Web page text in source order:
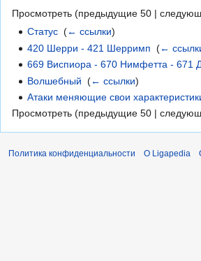
Просмотреть (предыдущие 50 |
Статус ‎(← ссылки)
420 Шерри - 421 Шерримп ‎(←
669 Виспиора - 670 Нимфетта - 671
Волшебный ‎(← ссылки)
Атаки меняющие свои
Просмотреть (предыдущие 50 |
Политика конфиденциальности О Ligapedia